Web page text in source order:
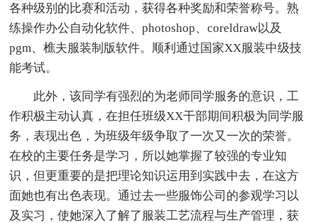
各种级别的比赛和活动，获得各种奖励和荣誉称号。熟
练操作办公自动化软件、photoshop、coreldraw以及
pgm、樵夫服装制版软件。顺利通过国家XX服装中级技
能考试。
此外，该同学有强烈的为老师同学服务的意识，工
作积极主动认真，在担任班级XX干部期间积极为同学服
务，表现出色，为班级年级争取了一次又一次的荣誉。
在校的主要任务是学习，所以她掌握了较强的专业知
识，但更重要的是把理论知识运用到实践中去，在这方
面她也有出色表现。通过去一些服饰公司的参观学习以
及实习，使她深入了解了服装工艺流程与生产管理，获